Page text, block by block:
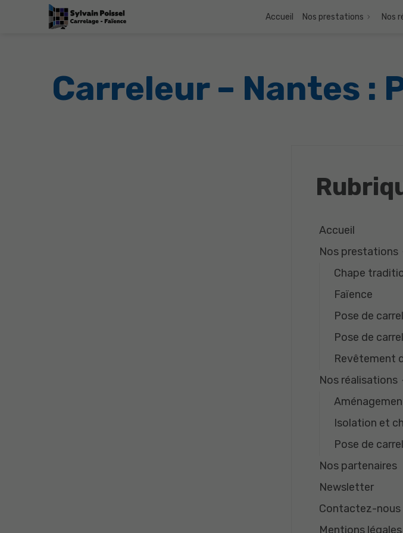
Accueil Nos prestations Nos
Carreleur – Nantes :
Accueil
Nos prestations
Chape
Faïence
Pose de
Pose de
Revêtement
Nos réalisations
Isolation et
Pose de
Nos partenaires
Newsletter
Contactez-nous
Mentions légales